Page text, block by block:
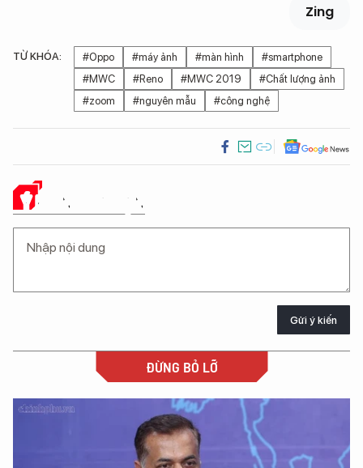
Zing
TỪ KHÓA: #Oppo #máy ảnh #màn hình
#smartphone
#MWC
#Reno #MWC 2019
#Chất lượng ảnh
#zoom
#nguyên mẫu #công nghệ
Ý KIẾN CỦA BẠN
Gửi ý kiến
ĐỪNG BỎ LỠ